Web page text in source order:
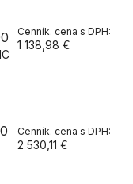
1 138,98 €
2 530,11 €